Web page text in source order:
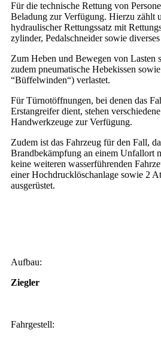
Für die technische Rettung von
Beladung zur Verfügung. Hierzu zählt
hydraulischer Rettungssatz mit
zylinder, Pedalschneider sowie
Zum Heben und Bewegen von Lasten
zudem pneumatische Hebekissen
“Büffelwinden“) verlastet.
Für Türnotöffnungen, bei denen das
Erstangreifer dient, stehen
Handwerkzeuge zur Verfügung.
Zudem ist das Fahrzeug für den Fall,
Brandbekämpfung an einem Unfallort
keine weiteren wasserführenden
einer Hochdrucklöschanlage sowie 2
ausgerüstet.
Aufbau:
Ziegler
Fahrgestell: